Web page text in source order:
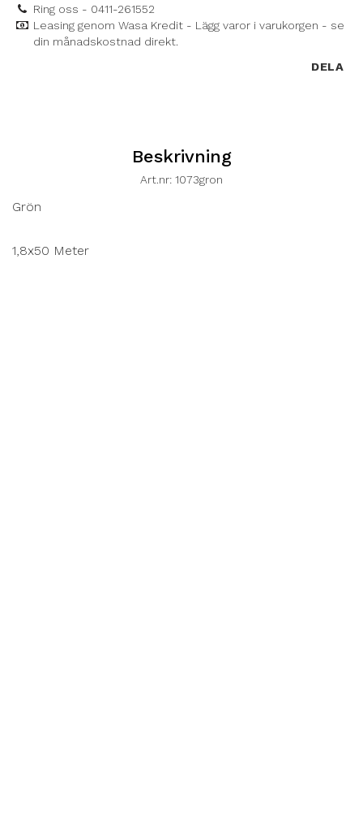
Ring oss - 0411-261552
Leasing genom Wasa Kredit - Lägg varor i varukorgen - se
din månadskostnad direkt.
DELA
Beskrivning
Art.nr: 1073gron
Grön
1,8x50 Meter